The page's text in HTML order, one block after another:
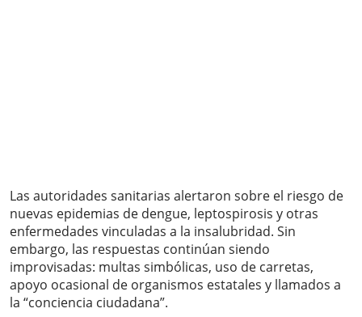
Las autoridades sanitarias alertaron sobre el riesgo de
nuevas epidemias de dengue, leptospirosis y otras
enfermedades vinculadas a la insalubridad. Sin
embargo, las respuestas continúan siendo
improvisadas: multas simbólicas, uso de carretas,
apoyo ocasional de organismos estatales y llamados a
la “conciencia ciudadana”.